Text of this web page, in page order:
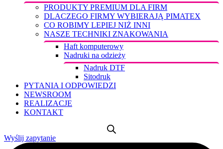
PRODUKTY PREMIUM DLA FIRM
DLACZEGO FIRMY WYBIERAJĄ PIMATEX
CO ROBIMY LEPIEJ NIŻ INNI
NASZE TECHNIKI ZNAKOWANIA
Haft komputerowy
Nadruki na odzieży
Nadruk DTF
Sitodruk
PYTANIA I ODPOWIEDZI
NEWSROOM
REALIZACJE
KONTAKT
Wyślij zapytanie